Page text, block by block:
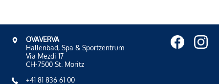
OVAVERVA
Hallenbad, Spa & Sportzentrum
Via Mezdi 17
CH-7500 St. Moritz
+41 81 836 61 00